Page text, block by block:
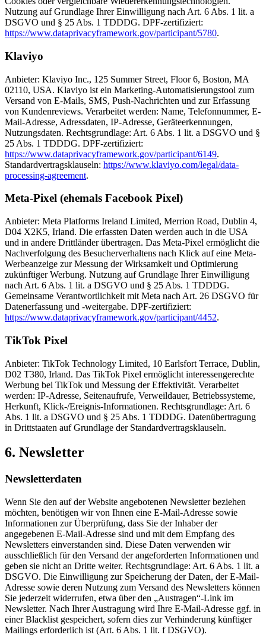
Nutzung auf Grundlage Ihrer Einwilligung nach Art. 6 Abs. 1 lit. a
DSGVO und § 25 Abs. 1 TDDDG. DPF-zertifiziert:
https://www.dataprivacyframework.gov/participant/5780.
Klaviyo
Anbieter: Klaviyo Inc., 125 Summer Street, Floor 6, Boston, MA
02110, USA. Klaviyo ist ein Marketing-Automatisierungstool zum
Versand von E-Mails, SMS, Push-Nachrichten und zur Erfassung
von Kundenreviews. Verarbeitet werden: Name, Telefonnummer, E-
Mail-Adresse, Adressdaten, IP-Adresse, Geräteerkennungen,
Nutzungsdaten. Rechtsgrundlage: Art. 6 Abs. 1 lit. a DSGVO und §
25 Abs. 1 TDDDG. DPF-zertifiziert:
https://www.dataprivacyframework.gov/participant/6149.
Standardvertragsklauseln: https://www.klaviyo.com/legal/data-
processing-agreement.
Meta-Pixel (ehemals Facebook Pixel)
Anbieter: Meta Platforms Ireland Limited, Merrion Road, Dublin 4,
D04 X2K5, Irland. Die erfassten Daten werden auch in die USA
und in andere Drittländer übertragen. Das Meta-Pixel ermöglicht die
Nachverfolgung des Besucherverhaltens nach Klick auf eine Meta-
Werbeanzeige zur Messung der Wirksamkeit und Optimierung
zukünftiger Werbung. Nutzung auf Grundlage Ihrer Einwilligung
nach Art. 6 Abs. 1 lit. a DSGVO und § 25 Abs. 1 TDDDG.
Gemeinsame Verantwortlichkeit mit Meta nach Art. 26 DSGVO für
Datenerfassung und -weitergabe. DPF-zertifiziert:
https://www.dataprivacyframework.gov/participant/4452.
TikTok Pixel
Anbieter: TikTok Technology Limited, 10 Earlsfort Terrace, Dublin,
D02 T380, Irland. Das TikTok Pixel ermöglicht interessengerechte
Werbung bei TikTok und Messung der Effektivität. Verarbeitet
werden: IP-Adresse, Seitenaufrufe, Verweildauer, Betriebssysteme,
Herkunft, Klick-/Ereignis-Informationen. Rechtsgrundlage: Art. 6
Abs. 1 lit. a DSGVO und § 25 Abs. 1 TDDDG. Datenübertragung
in Drittstaaten auf Grundlage der Standardvertragsklauseln.
6. Newsletter
Newsletterdaten
Wenn Sie den auf der Website angebotenen Newsletter beziehen
möchten, benötigen wir von Ihnen eine E-Mail-Adresse sowie
Informationen zur Überprüfung, dass Sie der Inhaber der
angegebenen E-Mail-Adresse sind und mit dem Empfang des
Newsletters einverstanden sind. Diese Daten verwenden wir
ausschließlich für den Versand der angeforderten Informationen und
geben sie nicht an Dritte weiter. Rechtsgrundlage: Art. 6 Abs. 1 lit. a
DSGVO. Die Einwilligung zur Speicherung der Daten, der E-Mail-
Adresse sowie deren Nutzung zum Versand des Newsletters können
Sie jederzeit widerrufen, etwa über den „Austragen“-Link im
Newsletter. Nach Ihrer Austragung wird Ihre E-Mail-Adresse ggf. in
einer Blacklist gespeichert, sofern dies zur Verhinderung künftiger
Mailings erforderlich ist (Art. 6 Abs. 1 lit. f DSGVO).